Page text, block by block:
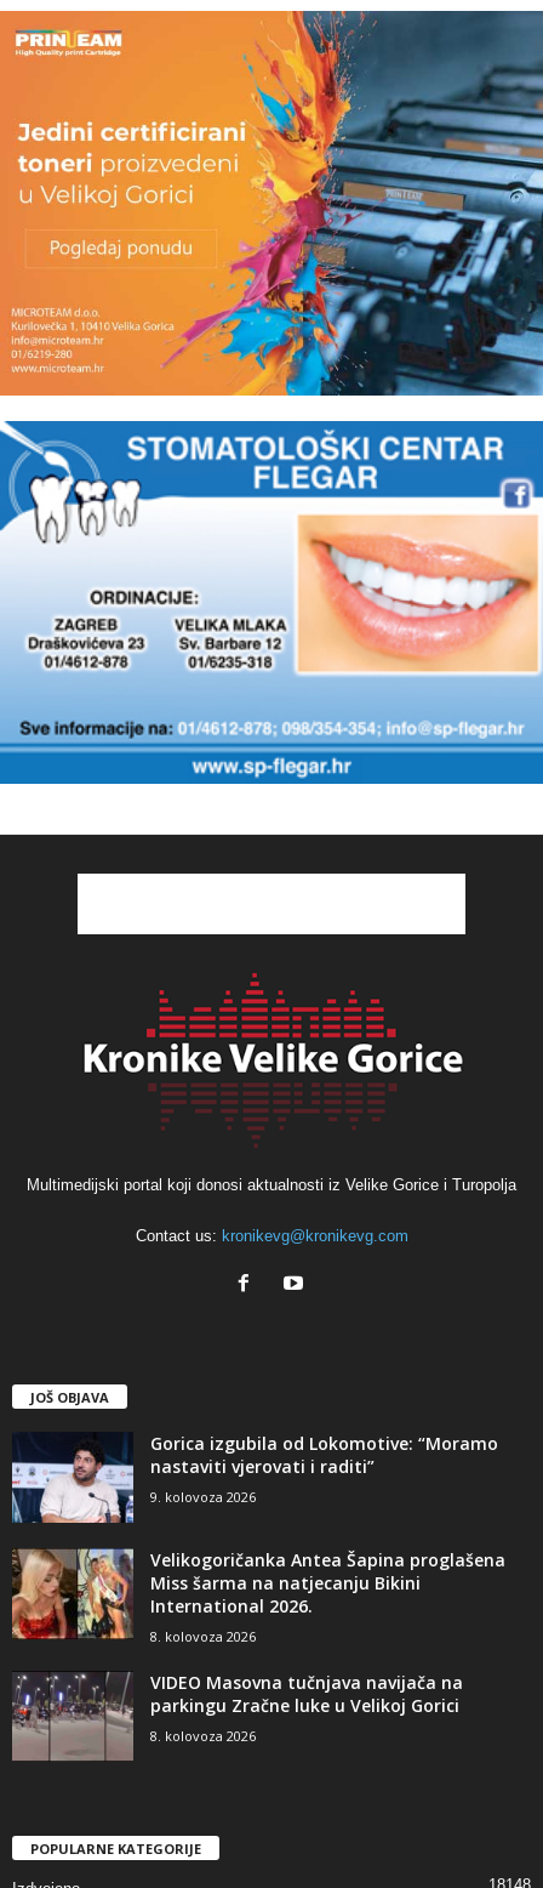
Multimedijski portal koji donosi aktualnosti iz Velike Gorice i Turopolja
Contact us: kronikevg@kronikevg.com
JOŠ OBJAVA
Gorica izgubila od Lokomotive: “Moramo
nastaviti vjerovati i raditi”
9. kolovoza 2026
Velikogoričanka Antea Šapina proglašena
Miss šarma na natjecanju Bikini
International 2026.
8. kolovoza 2026
VIDEO Masovna tučnjava navijača na
parkingu Zračne luke u Velikoj Gorici
8. kolovoza 2026
POPULARNE KATEGORIJE